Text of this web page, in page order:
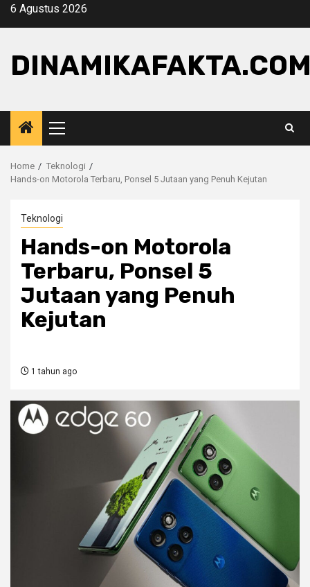
Skip6 Agustus 2026
Primary
Menu
Home
Teknologi
Hands-on Motorola Terbaru, Ponsel 5 Jutaan yang Penuh Kejutan
Teknologi
Hands-on Motorola
Terbaru, Ponsel 5
Jutaan yang Penuh
Kejutan
1 tahun ago